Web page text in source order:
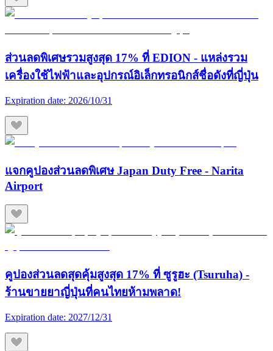
ส่วนลดพิเศษรวมสูงสุด 17% ที่ EDION - แหล่งรวม
เครื่องใช้ไฟฟ้าและอุปกรณ์อิเล็กทรอนิกส์ชื่อดังที่ญี่ปุ่น
Expiration date: 2026/10/31
แจกคูปองส่วนลดพิเศษ Japan Duty Free - Narita
Airport
คูปองส่วนลดสุดคุ้มสูงสุด 17% ที่ ซูรูฮะ (Tsuruha) -
ร้านขายยาญี่ปุ่นที่คนไทยห้ามพลาด!
Expiration date: 2027/12/31